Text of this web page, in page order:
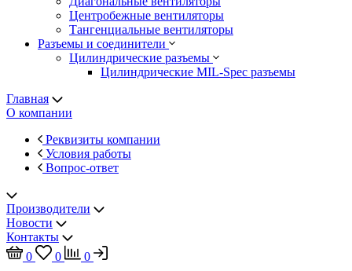
Центробежные вентиляторы
Тангенциальные вентиляторы
Разъемы и соединители
Цилиндрические разъемы
Цилиндрические MIL-Spec разъемы
Главная
О компании
Реквизиты компании
Условия работы
Вопрос-ответ
Производители
Новости
Контакты
0
0
0